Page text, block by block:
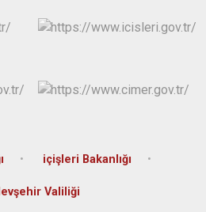
içişleri Bakanlığı
Valiliği